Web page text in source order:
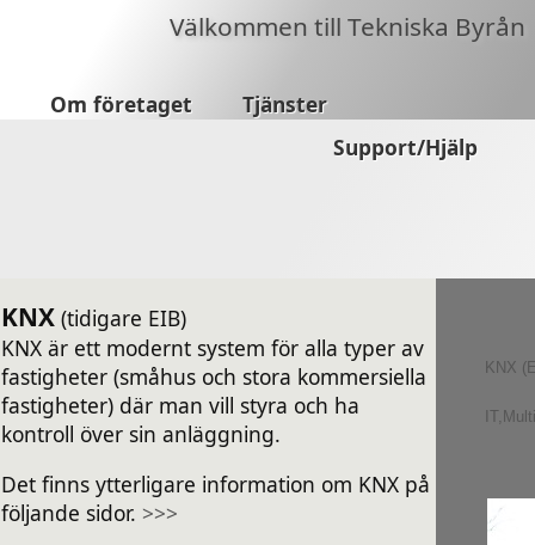
Välkommen till Tekniska Byrån
Om företaget
Tjänster
Support/Hjälp
KNX (tidigare EIB)
KNX är ett modernt system för alla typer av
fastigheter (småhus och stora kommersiella
fastigheter) där man vill styra och ha
kontroll över sin anläggning.
Det finns ytterligare information om KNX på
följande sidor. >>>
KNX